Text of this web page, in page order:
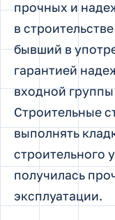
прочных и
в
бывший в
гарантией
входной
Строительные
выполнять
строительного
получилась
эксплуатации.